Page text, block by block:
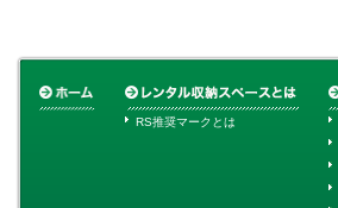
RS推奨マークとは